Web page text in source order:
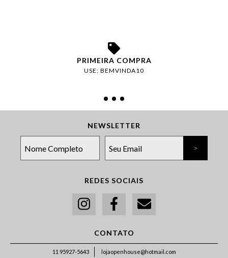
PRIMEIRA COMPRA
USE: BEMVINDA10
NEWSLETTER
REDES SOCIAIS
CONTATO
11 95927-5643 lojaopenhouse@hotmail.com